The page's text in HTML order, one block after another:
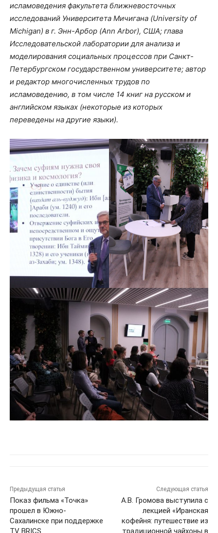
исламоведения факультета ближневосточных
исследований Университета Мичигана (University of
Michigan) в г. Энн-Арбор (Ann Arbor), США; глава
Исследовательской лаборатории для анализа и
моделирования социальных процессов при Санкт-
Петербургском государственном университете; автор
и редактор многочисленных трудов по
исламоведению, в том числе 14 книг на русском и
английском языках (некоторые из которых
переведены на другие языки).
Предыдущая статья
Показ фильма «Точка»
прошел в Южно-
Сахалинске при поддержке
TV BRICS
Следующая статья
А.В. Громова выступила с
лекцией «Иранская
кофейня: путешествие из
традиционной чайхоны в